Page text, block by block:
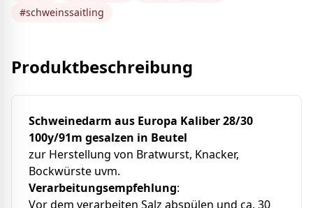
#schweinssaitling
Produktbeschreibung
Schweinedarm aus Europa Kaliber 28/30
100y/91m gesalzen in Beutel
zur Herstellung von Bratwurst, Knacker,
Bockwürste uvm.
Verarbeitungsempfehlung:
Vor dem verarbeiten Salz abspülen und ca. 30